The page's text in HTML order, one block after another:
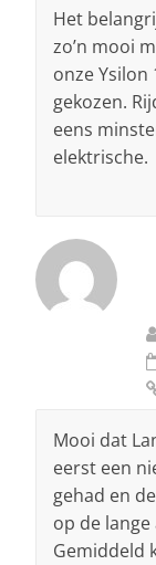
Het
zo’n mooi
onze Ysilon
gekozen.
eens
elektrische.
Mooi dat
eerst een
gehad en
op de
Gemiddeld